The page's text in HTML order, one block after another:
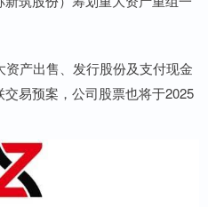
产出售、发行股份及支付现金
易预案，公司股票也将于2025